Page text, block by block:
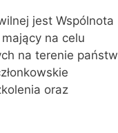
jest Wspólnota
na celu
na terenie państw
oraz